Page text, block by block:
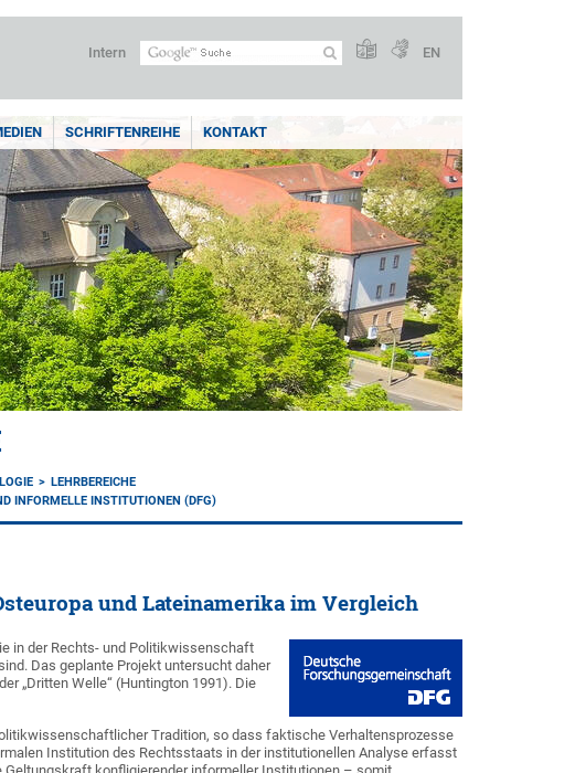
Intern EN
SCHRIFTENREIHE KONTAKT
LEHRBEREICHE
INFORMELLE INSTITUTIONEN (DFG)
und Lateinamerika im Vergleich
in der Rechts- und Politikwissenschaft
Das geplante Projekt untersucht daher
„Dritten Welle“ (Huntington 1991). Die
Tradition, so dass faktische Verhaltensprozesse
Institution des Rechtsstaats in der institutionellen Analyse erfasst